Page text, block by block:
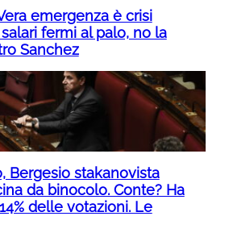
emergenza è crisi
fermi al palo, no la
Sanchez
Bergesio stakanovista
da binocolo. Conte? Ha
delle votazioni. Le